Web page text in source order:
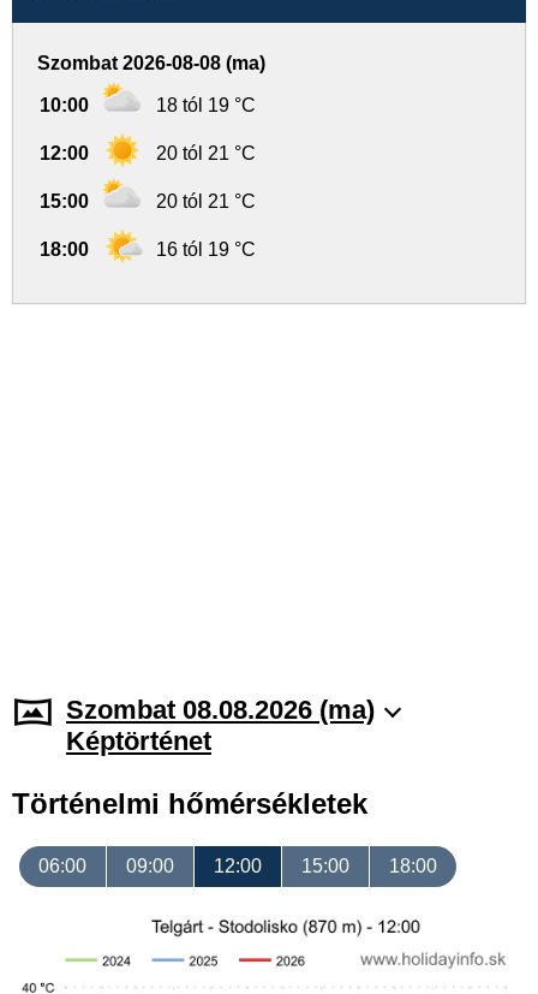
Szombat 2026-08-08 (ma)
10:00 18 tól 19 °C
12:00 20 tól 21 °C
15:00 20 tól 21 °C
18:00 16 tól 19 °C
Szombat 08.08.2026 (ma)
Képtörténet
Történelmi hőmérsékletek
06:00 09:00 12:00 15:00 18:00